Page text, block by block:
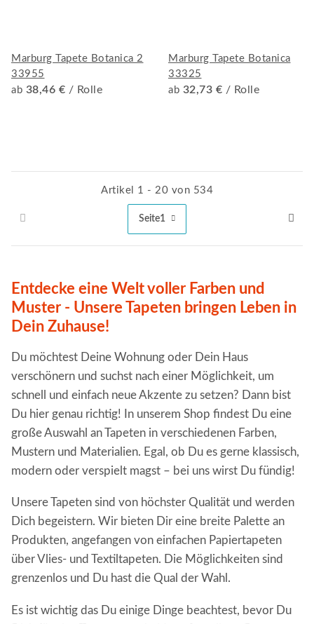
Marburg Tapete Botanica 2
33955
ab 38,46 € / Rolle
Marburg Tapete Botanica
33325
ab 32,73 € / Rolle
Artikel 1 - 20 von 534
Seite1
Entdecke eine Welt voller Farben und
Muster - Unsere Tapeten bringen Leben in
Dein Zuhause!
Du möchtest Deine Wohnung oder Dein Haus
verschönern und suchst nach einer Möglichkeit, um
schnell und einfach neue Akzente zu setzen? Dann bist
Du hier genau richtig! In unserem Shop findest Du eine
große Auswahl an Tapeten in verschiedenen Farben,
Mustern und Materialien. Egal, ob Du es gerne klassisch,
modern oder verspielt magst – bei uns wirst Du fündig!
Unsere Tapeten sind von höchster Qualität und werden
Dich begeistern. Wir bieten Dir eine breite Palette an
Produkten, angefangen von einfachen Papiertapeten
über Vlies- und Textiltapeten. Die Möglichkeiten sind
grenzenlos und Du hast die Qual der Wahl.
Es ist wichtig das Du einige Dinge beachtest, bevor Du